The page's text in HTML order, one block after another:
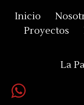
Inicio
Proyectos
La